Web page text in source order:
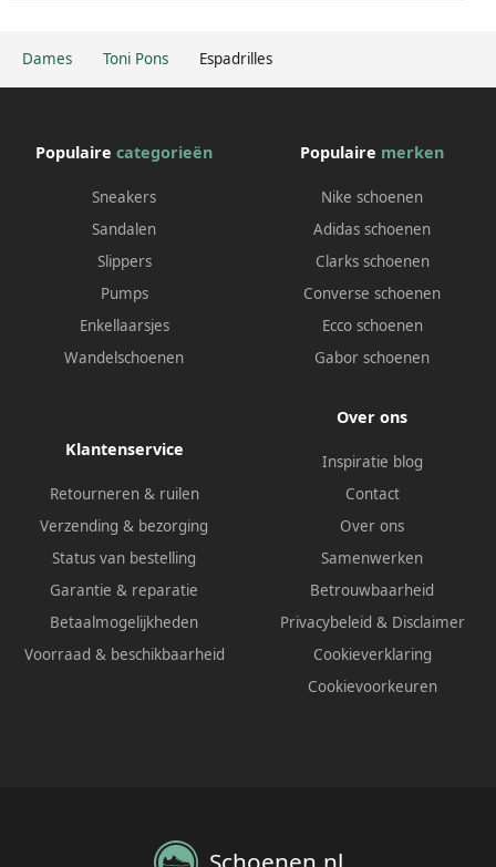
Dames Toni Pons Espadrilles
Populaire categorieën
Sneakers
Sandalen
Slippers
Pumps
Enkellaarsjes
Wandelschoenen
Populaire merken
Nike schoenen
Adidas schoenen
Clarks schoenen
Converse schoenen
Ecco schoenen
Gabor schoenen
Klantenservice
Retourneren & ruilen
Verzending & bezorging
Status van bestelling
Garantie & reparatie
Betaalmogelijkheden
Voorraad & beschikbaarheid
Over ons
Inspiratie blog
Contact
Over ons
Samenwerken
Betrouwbaarheid
Privacybeleid & Disclaimer
Cookieverklaring
Cookievoorkeuren